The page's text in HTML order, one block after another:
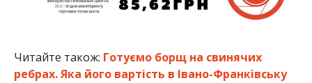
Читайте також: Готуємо борщ на свинячих
ребрах. Яка його вартість в Івано-Франківську